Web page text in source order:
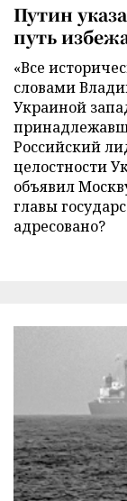
Путин
путь
«Все
словами
Украиной
Российский
целостности
объявил
главы
адресовано?